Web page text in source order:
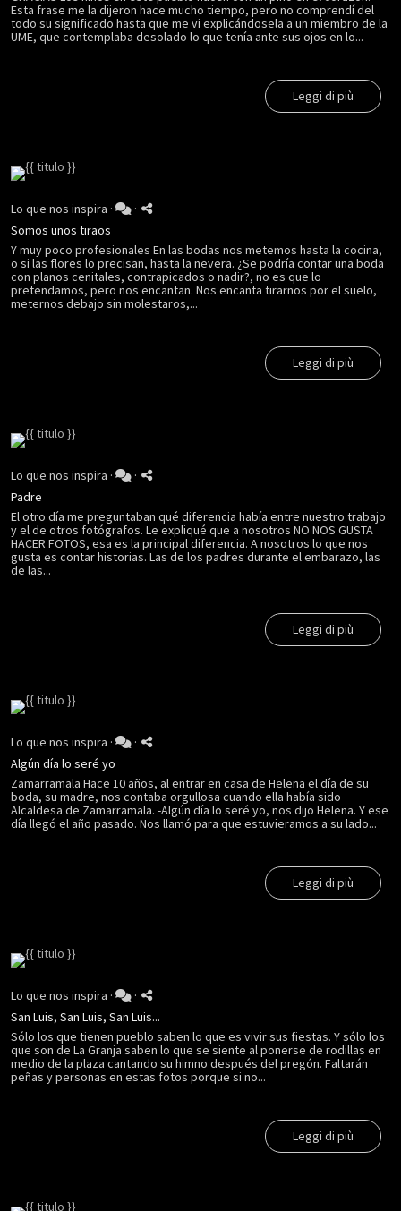
Esta frase me la dijeron hace mucho tiempo, pero no comprendí del
todo su significado hasta que me vi explicándosela a un miembro de la
UME, que contemplaba desolado lo que tenía ante sus ojos en lo...
Leggi di più
Lo que nos inspira ·
·
Somos unos tiraos
Y muy poco profesionales En las bodas nos metemos hasta la cocina,
o si las flores lo precisan, hasta la nevera. ¿Se podría contar una boda
con planos cenitales, contrapicados o nadir?, no es que lo
pretendamos, pero nos encantan. Nos encanta tirarnos por el suelo,
meternos debajo sin molestaros,...
Leggi di più
Lo que nos inspira ·
·
Padre
El otro día me preguntaban qué diferencia había entre nuestro trabajo
y el de otros fotógrafos. Le expliqué que a nosotros NO NOS GUSTA
HACER FOTOS, esa es la principal diferencia. A nosotros lo que nos
gusta es contar historias. Las de los padres durante el embarazo, las
de las...
Leggi di più
Lo que nos inspira ·
·
Algún día lo seré yo
Zamarramala Hace 10 años, al entrar en casa de Helena el día de su
boda, su madre, nos contaba orgullosa cuando ella había sido
Alcaldesa de Zamarramala. -Algún día lo seré yo, nos dijo Helena. Y ese
día llegó el año pasado. Nos llamó para que estuvieramos a su lado...
Leggi di più
Lo que nos inspira ·
·
San Luis, San Luis, San Luis...
Sólo los que tienen pueblo saben lo que es vivir sus fiestas. Y sólo los
que son de La Granja saben lo que se siente al ponerse de rodillas en
medio de la plaza cantando su himno después del pregón. Faltarán
peñas y personas en estas fotos porque si no...
Leggi di più